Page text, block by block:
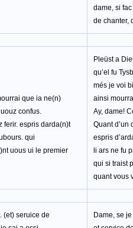
dame, si
de chanter,
que ia ne(n)
confus.
ferir. espris darda(n)t
qui
uous ui le premier
Pleüst a
qu’el fu
més je voi
ainsi
Ay, dame!
Quant d’un
espris
li ars ne fu
qui si traist
quant vous
(et) seruice de
Dame, se